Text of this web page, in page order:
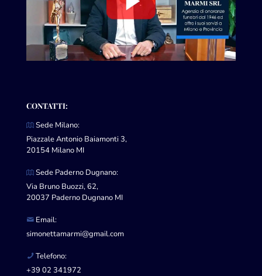
CONTATTI:
Sede Milano:
Piazzale Antonio Baiamonti 3,
20154 Milano MI
Sede Paderno Dugnano:
Via Bruno Buozzi, 62,
20037 Paderno Dugnano MI
Email:
simonettamarmi@gmail.com
Telefono:
+39 02 341972